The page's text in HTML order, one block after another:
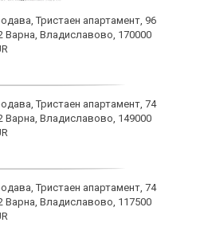
Тристаен апартамент, 96
Варна, Владиславово, 170000
Тристаен апартамент, 74
Варна, Владиславово, 149000
Тристаен апартамент, 74
Варна, Владиславово, 117500